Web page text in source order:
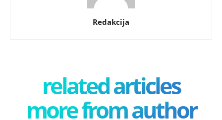
Redakcija
related articles
more from author